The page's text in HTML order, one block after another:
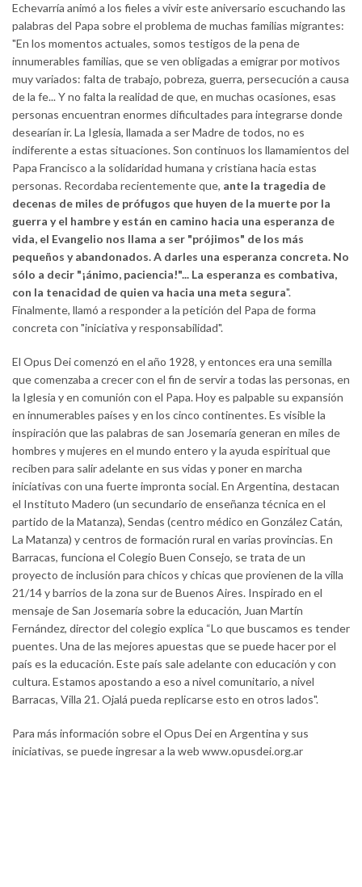
Echevarría animó a los fieles a vivir este aniversario escuchando las
palabras del Papa sobre el problema de muchas familias migrantes:
"En los momentos actuales, somos testigos de la pena de
innumerables familias, que se ven obligadas a emigrar por motivos
muy variados: falta de trabajo, pobreza, guerra, persecución a causa
de la fe... Y no falta la realidad de que, en muchas ocasiones, esas
personas encuentran enormes dificultades para integrarse donde
desearían ir. La Iglesia, llamada a ser Madre de todos, no es
indiferente a estas situaciones. Son continuos los llamamientos del
Papa Francisco a la solidaridad humana y cristiana hacia estas
personas. Recordaba recientemente que, ante la tragedia de
decenas de miles de prófugos que huyen de la muerte por la
guerra y el hambre y están en camino hacia una esperanza de
vida, el Evangelio nos llama a ser "prójimos" de los más
pequeños y abandonados. A darles una esperanza concreta. No
sólo a decir "¡ánimo, paciencia!"... La esperanza es combativa,
con la tenacidad de quien va hacia una meta segura".
Finalmente, llamó a responder a la petición del Papa de forma
concreta con "iniciativa y responsabilidad".
El Opus Dei comenzó en el año 1928, y entonces era una semilla
que comenzaba a crecer con el fin de servir a todas las personas, en
la Iglesia y en comunión con el Papa. Hoy es palpable su expansión
en innumerables países y en los cinco continentes. Es visible la
inspiración que las palabras de san Josemaría generan en miles de
hombres y mujeres en el mundo entero y la ayuda espiritual que
reciben para salir adelante en sus vidas y poner en marcha
iniciativas con una fuerte impronta social. En Argentina, destacan
el Instituto Madero (un secundario de enseñanza técnica en el
partido de la Matanza), Sendas (centro médico en González Catán,
La Matanza) y centros de formación rural en varias provincias. En
Barracas, funciona el Colegio Buen Consejo, se trata de un
proyecto de inclusión para chicos y chicas que provienen de la villa
21/14 y barrios de la zona sur de Buenos Aires. Inspirado en el
mensaje de San Josemaría sobre la educación, Juan Martín
Fernández, director del colegio explica “Lo que buscamos es tender
puentes. Una de las mejores apuestas que se puede hacer por el
país es la educación. Este país sale adelante con educación y con
cultura. Estamos apostando a eso a nivel comunitario, a nivel
Barracas, Villa 21. Ojalá pueda replicarse esto en otros lados".
Para más información sobre el Opus Dei en Argentina y sus
iniciativas, se puede ingresar a la web www.opusdei.org.ar